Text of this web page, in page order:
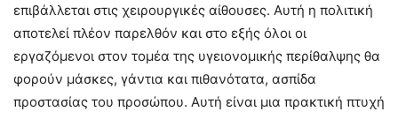
επιβάλλεται στις χειρουργικές αίθουσες. Αυτή η πολιτική
αποτελεί πλέον παρελθόν και στο εξής όλοι οι
εργαζόμενοι στον τομέα της υγειονομικής περίθαλψης θα
φορούν μάσκες, γάντια και πιθανότατα, ασπίδα
προστασίας του προσώπου. Αυτή είναι μια πρακτική πτυχή